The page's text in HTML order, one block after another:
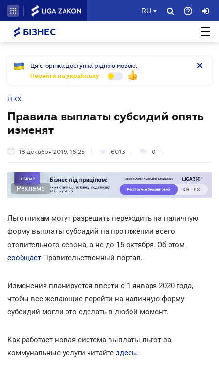
RU
БІЗНЕС
Ця сторінка доступна рідною мовою.
Перейти на українську
ЖКХ
Правила выплаты субсидий опять
изменят
18 декабря 2019, 16:25 6013 0
Реклама
Льготникам могут разрешить переходить на наличную
форму выплаты субсидий на протяжении всего
отопительного сезона, а не до 15 октября. Об этом
сообщает Правительственный портал.
Изменения планируется ввести с 1 января 2020 года,
чтобы все желающие перейти на наличную форму
субсидий могли это сделать в любой момент.
Как работает новая система выплаты льгот за
коммунальные услуги читайте здесь.